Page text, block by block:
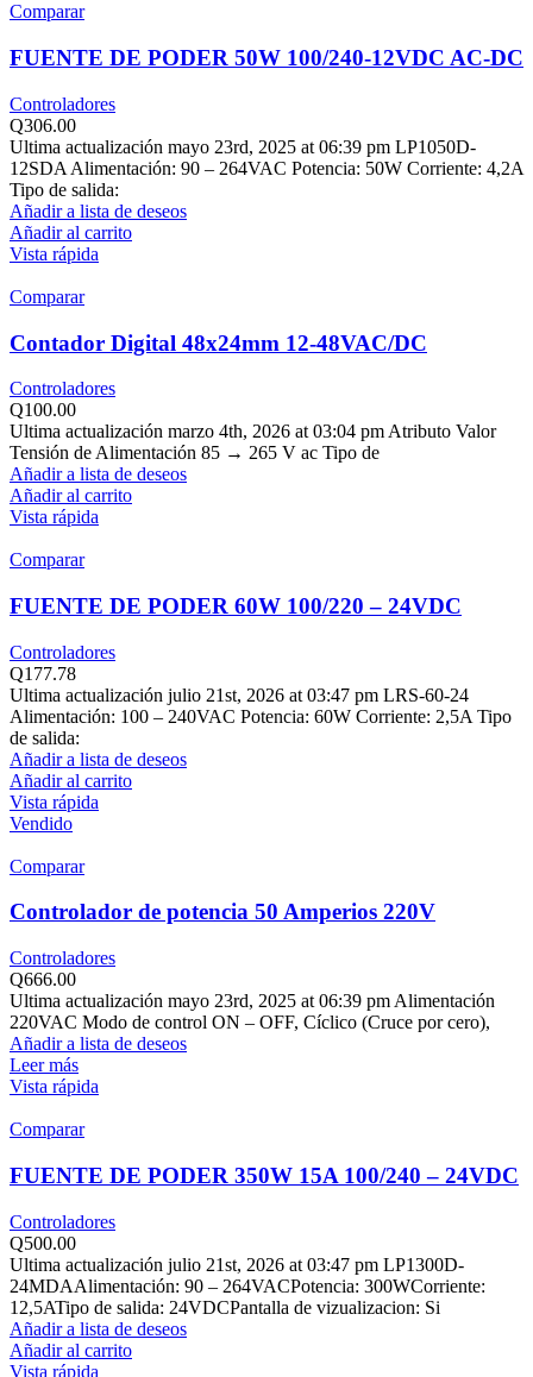
Comparar
FUENTE DE PODER 50W 100/240-12VDC AC-DC
Controladores
Q306.00
Ultima actualización mayo 23rd, 2025 at 06:39 pm LP1050D-
12SDA Alimentación: 90 – 264VAC Potencia: 50W Corriente: 4,2A
Tipo de salida:
Añadir a lista de deseos
Añadir al carrito
Vista rápida
Comparar
Contador Digital 48x24mm 12-48VAC/DC
Controladores
Q100.00
Ultima actualización marzo 4th, 2026 at 03:04 pm Atributo Valor
Tensión de Alimentación 85 → 265 V ac Tipo de
Añadir a lista de deseos
Añadir al carrito
Vista rápida
Comparar
FUENTE DE PODER 60W 100/220 – 24VDC
Controladores
Q177.78
Ultima actualización julio 21st, 2026 at 03:47 pm LRS-60-24
Alimentación: 100 – 240VAC Potencia: 60W Corriente: 2,5A Tipo
de salida:
Añadir a lista de deseos
Añadir al carrito
Vista rápida
Vendido
Comparar
Controlador de potencia 50 Amperios 220V
Controladores
Q666.00
Ultima actualización mayo 23rd, 2025 at 06:39 pm Alimentación
220VAC Modo de control ON – OFF, Cíclico (Cruce por cero),
Añadir a lista de deseos
Leer más
Vista rápida
Comparar
FUENTE DE PODER 350W 15A 100/240 – 24VDC
Controladores
Q500.00
Ultima actualización julio 21st, 2026 at 03:47 pm LP1300D-
24MDAAlimentación: 90 – 264VACPotencia: 300WCorriente:
12,5ATipo de salida: 24VDCPantalla de vizualizacion: Si
Añadir a lista de deseos
Añadir al carrito
Vista rápida